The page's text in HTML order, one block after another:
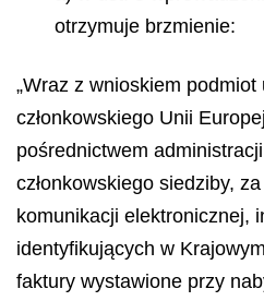
otrzymuje brzmienie:
„Wraz z wnioskiem
członkowskiego Unii
pośrednictwem
członkowskiego siedziby,
komunikacji elektronicznej,
identyfikujących w
faktury wystawione przy